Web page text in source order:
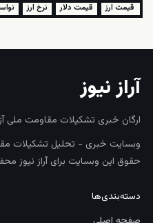
قیمت ارز
قیمت دلار نرخ ارز
آراز نیوز
ارگان خبری تشکیلات مقاومت ملی
وبسایت خبری - تحلیل تشکیلات
حقوق این وبسایت برای آراز نیوز
دسته‌بندی‌ها